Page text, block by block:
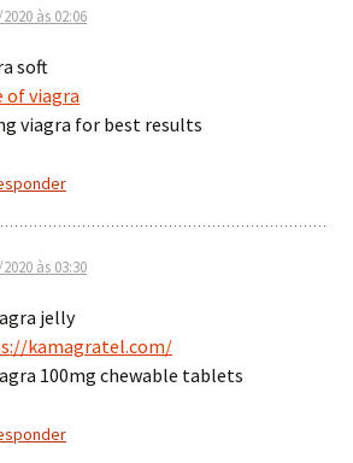
às 02:06
soft
of viagra
viagra for best results
às 03:30
jelly
kamagratel.com/
100mg chewable tablets